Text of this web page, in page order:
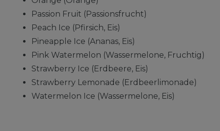
Passion Fruit (Passionsfrucht)
Peach Ice (Pfirsich, Eis)
Pineapple Ice (Ananas, Eis)
Pink Watermelon (Wassermelone, Fruchtig)
Strawberry Ice (Erdbeere, Eis)
Strawberry Lemonade (Erdbeerlimonade)
Watermelon Ice (Wassermelone, Eis)